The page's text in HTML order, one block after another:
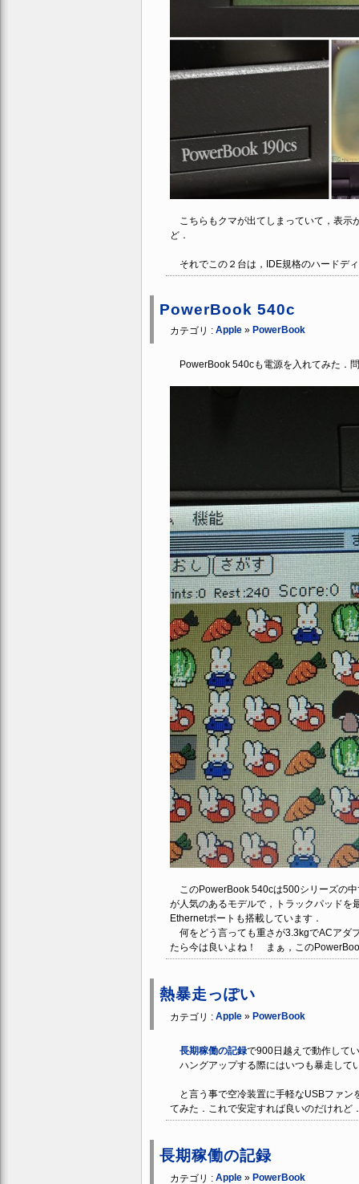
こちらもクマが出てしまっていて，表示
ど．
それでこの２台は，IDE規格のハードデ
PowerBook 540c
カテゴリ : Apple » PowerBook
PowerBook 540cも電源を入れてみた．
このPowerBook 540cは500シリーズの
が人気のあるモデルで，トラックパッドを
Ethernetポートも搭載しています．
何をどう言っても重さが3.3kgでACアダ
たら今は良いよね！ まぁ，この
熱暴走っぽい
カテゴリ : Apple » PowerBook
長期稼働の記録で900日越えで動作して
ハングアップする際にはいつも暴走して
と言う事で空冷装置に手軽なUSBファン
てみた．これで安定すれば良いのだけれど
長期稼働の記録
カテゴリ : Apple » PowerBook